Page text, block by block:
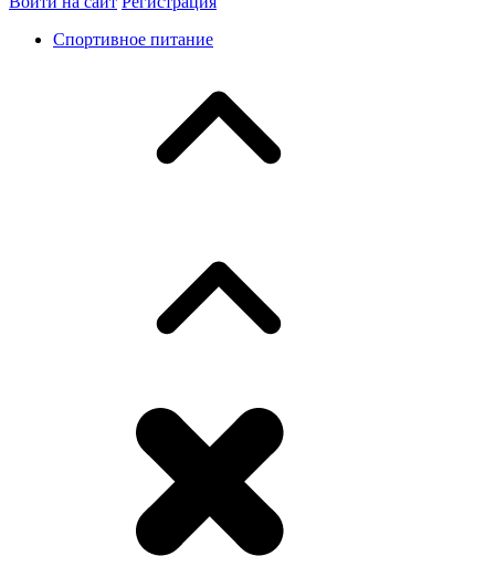
Спортивное питание